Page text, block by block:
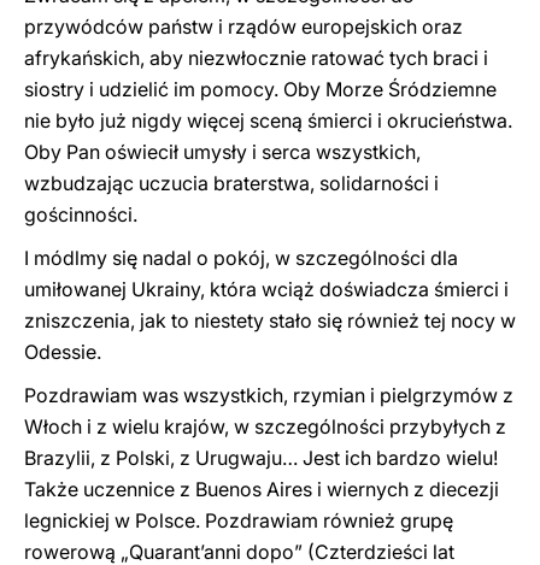
przywódców państw i rządów europejskich oraz
afrykańskich, aby niezwłocznie ratować tych braci i
siostry i udzielić im pomocy. Oby Morze Śródziemne
nie było już nigdy więcej sceną śmierci i okrucieństwa.
Oby Pan oświecił umysły i serca wszystkich,
wzbudzając uczucia braterstwa, solidarności i
gościnności.
I módlmy się nadal o pokój, w szczególności dla
umiłowanej Ukrainy, która wciąż doświadcza śmierci i
zniszczenia, jak to niestety stało się również tej nocy w
Odessie.
Pozdrawiam was wszystkich, rzymian i pielgrzymów z
Włoch i z wielu krajów, w szczególności przybyłych z
Brazylii, z Polski, z Urugwaju… Jest ich bardzo wielu!
Także uczennice z Buenos Aires i wiernych z diecezji
legnickiej w Polsce. Pozdrawiam również grupę
rowerową „Quarant’anni dopo” (Czterdzieści lat